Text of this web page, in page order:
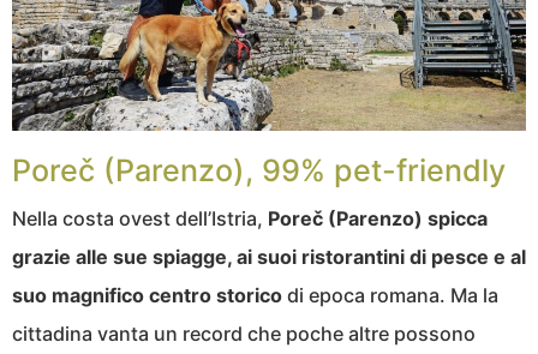
Poreč (Parenzo), 99% pet-friendly
Nella costa ovest dell’Istria, Poreč (Parenzo) spicca
grazie alle sue spiagge, ai suoi ristorantini di pesce e al
suo magnifico centro storico di epoca romana. Ma la
cittadina vanta un record che poche altre possono